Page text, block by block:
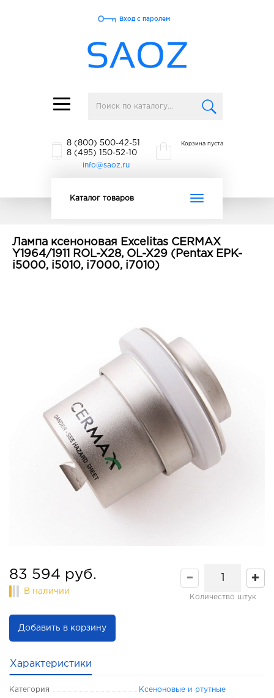
Toggle
navigation
Вход с паролем
8 (800) 500-42-51
8 (495) 150-52-10
info@saoz.ru
Корзина пуста
Toggle
Каталог товаров
Лампа ксеноновая Excelitas CERMAX
Y1964/1911 ROL-X28, OL-X29 (Pentax EPK-
i5000, i5010, i7000, i7010)
83 594 руб.
В наличии
Количество штук
Добавить в корзину
Характеристики
Категория Ксеноновые и ртутные